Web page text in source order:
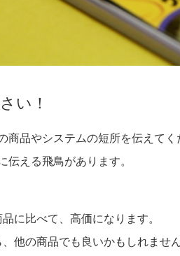
い！
商品やシステムの短所を伝えてく
える飛鳥があります。
に比べて、高価になります。
他の商品でも良いかもしれませ